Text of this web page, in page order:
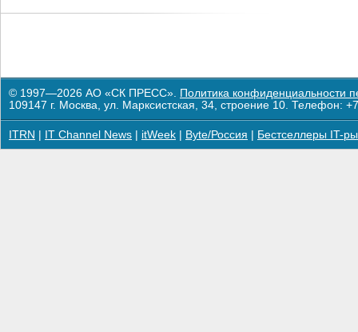
© 1997—2026 АО «СК ПРЕСС». Политика конфиденциальности
109147 г. Москва, ул. Марксистская, 34, строение 10. Телефон:
ITRN IT Channel News itWeek Byte/Россия Бестселлеры IT-